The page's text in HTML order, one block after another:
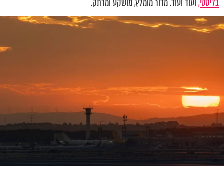
בליסטי,ועוד ועוד. מדור מומלץ, מושקע ומרתק.